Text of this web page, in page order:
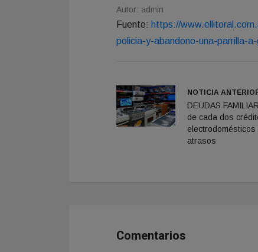
Autor: admin
Fuente: https://
policia-y-abandono-una-parrilla-
NOTICIA
DEUDAS
de cada dos
electrodomésticos
atrasos
Comentarios